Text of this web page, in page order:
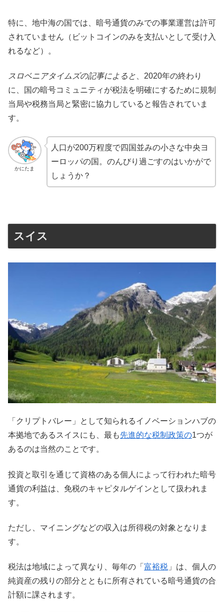
特に、地中海の国では、暗号通貨のみでの事業運営は許可
されていません（ビットコインのみを支払いとして受け入
れるなど）。
スロベニアタイムズの記事によると 、2020年の終わり
に、国の暗号コミュニティが税法を明確にするために規制
当局や税務当局と緊密に協力していると報告されていま
す。
かにたま
人口が200万程度で四国並みの小さな中央ヨ
ーロッパの国。のんびり過ごすのはいかがで
しょうか？
スイス
「クリプトバレー」として知られるイノベーションハブの
本拠地であるスイスにも、最も先進的な税制政策の1つが
あるのは当然のことです。
投資と取引を通じて資格のある個人によって行われた暗号
通貨の利益は、免税のキャピタルゲインとして扱われま
す。
ただし、マイニングなどの収入は所得税の対象となりま
す。
税法は地域によって異なり、毎年の「 富裕税 」は、個人の
純資産の残りの部分とともに所有されている暗号通貨の合
計額に課されます。